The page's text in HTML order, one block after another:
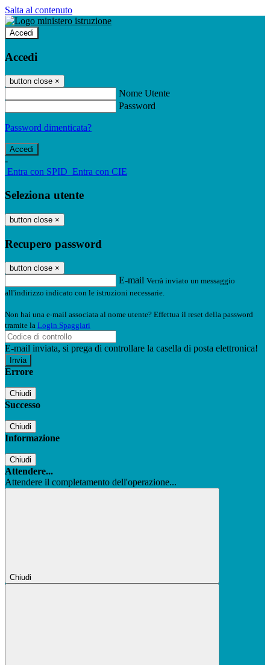
Salta al contenuto
Accedi
Accedi
button close ×
Nome Utente
Password
Password dimenticata?
-
Entra con SPID Entra con CIE
Seleziona utente
button close ×
Recupero password
button close ×
E-mail Verrà inviato un messaggio
all'indirizzo indicato con le istruzioni necessarie.
Non hai una e-mail associata al nome utente? Effettua il reset della password
tramite la Login Spaggiari
E-mail inviata, si prega di controllare la casella di posta elettronica!
Errore
Chiudi
Successo
Chiudi
Informazione
Chiudi
Attendere...
Attendere il completamento dell'operazione...
Chiudi